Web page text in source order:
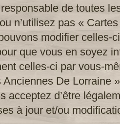
responsable de toutes
n’utilisez pas «
modifier celles-
que vous en soyez
celles-ci par vous-
De Lorraine
acceptez d’être
à jour et/ou